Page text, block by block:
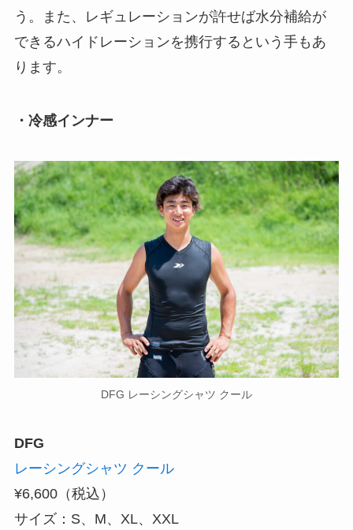
う。また、レギュレーションが許せば水分補給が
できるハイドレーションを携行するという手もあ
ります。
・冷感インナー
DFG レーシングシャツ クール
DFG
レーシングシャツ クール
¥6,600（税込）
サイズ：S、M、XL、XXL